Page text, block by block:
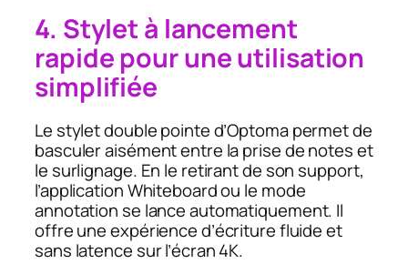
4. Stylet à lancement
rapide pour une utilisation
simplifiée
Le stylet double pointe d’Optoma permet de
basculer aisément entre la prise de notes et
le surlignage. En le retirant de son support,
l’application Whiteboard ou le mode
annotation se lance automatiquement. Il
offre une expérience d’écriture fluide et
sans latence sur l’écran 4K.